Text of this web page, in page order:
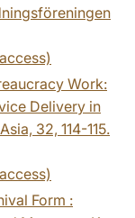
Work:
Delivery in
32, 114-115.
Form :